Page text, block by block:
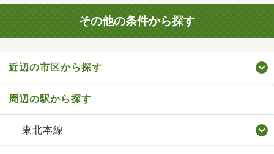
その他の条件から探す
近辺の市区から探す
周辺の駅から探す
東北本線